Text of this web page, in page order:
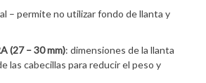
– permite no utilizar fondo de llanta y
(27 – 30 mm): dimensiones de la llanta
las cabecillas para reducir el peso y